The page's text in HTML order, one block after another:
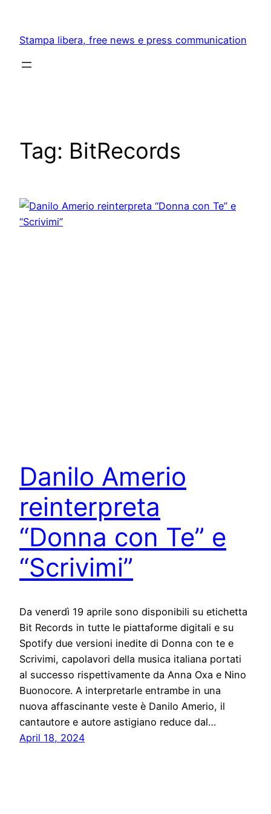
content
Stampa libera, free news e press communication
Tag: BitRecords
Danilo Amerio
reinterpreta
“Donna con Te” e
“Scrivimi”
Da venerdì 19 aprile sono disponibili su etichetta
Bit Records in tutte le piattaforme digitali e su
Spotify due versioni inedite di Donna con te e
Scrivimi, capolavori della musica italiana portati
al successo rispettivamente da Anna Oxa e Nino
Buonocore. A interpretarle entrambe in una
nuova affascinante veste è Danilo Amerio, il
cantautore e autore astigiano reduce dal…
April 18, 2024